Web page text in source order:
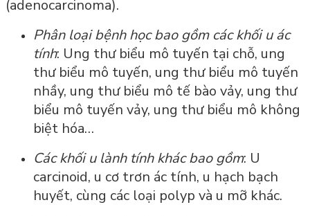
(adenocarcinoma).
Phân loại bệnh học bao gồm các khối u ác
tính: Ung thư biểu mô tuyến tại chỗ, ung
thư biểu mô tuyến, ung thư biểu mô tuyến
nhầy, ung thư biểu mô tế bào vảy, ung thư
biểu mô tuyến vảy, ung thư biểu mô không
biệt hóa…
Các khối u lành tính khác bao gồm: U
carcinoid, u cơ trơn ác tính, u hạch bạch
huyết, cùng các loại polyp và u mỡ khác.